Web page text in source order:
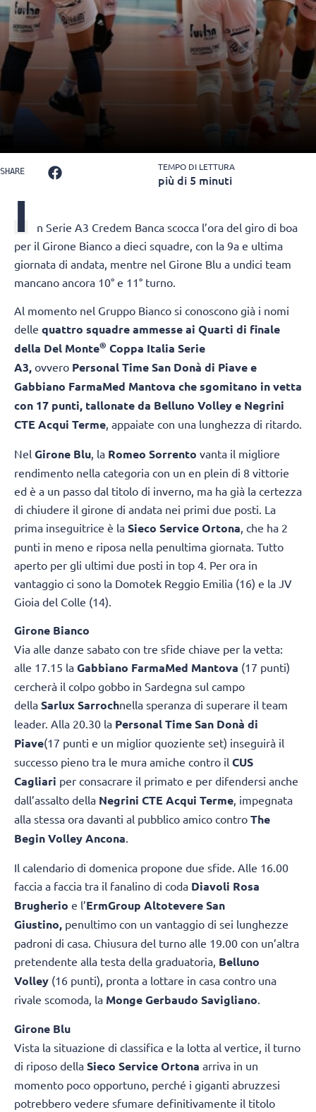
SHARE TEMPO DI LETTURA
più di 5 minuti
I
n Serie A3 Credem Banca scocca l’ora del giro di boa
per il Girone Bianco a dieci squadre, con la 9a e ultima
giornata di andata, mentre nel Girone Blu a undici team
mancano ancora 10° e 11° turno.
Al momento nel Gruppo Bianco si conoscono già i nomi
delle quattro squadre ammesse ai Quarti di finale
della Del Monte® Coppa Italia Serie
A3, ovvero Personal Time San Donà di Piave e
Gabbiano FarmaMed Mantova che sgomitano in vetta
con 17 punti, tallonate da Belluno Volley e Negrini
CTE Acqui Terme, appaiate con una lunghezza di ritardo.
Nel Girone Blu , la Romeo Sorrento vanta il migliore
rendimento nella categoria con un en plein di 8 vittorie
ed è a un passo dal titolo di inverno, ma ha già la certezza
di chiudere il girone di andata nei primi due posti. La
prima inseguitrice è la Sieco Service Ortona , che ha 2
punti in meno e riposa nella penultima giornata. Tutto
aperto per gli ultimi due posti in top 4. Per ora in
vantaggio ci sono la Domotek Reggio Emilia (16) e la JV
Gioia del Colle (14).
Girone Bianco
Via alle danze sabato con tre sfide chiave per la vetta:
alle 17.15 la Gabbiano FarmaMed Mantova (17 punti)
cercherà il colpo gobbo in Sardegna sul campo
della Sarlux Sarrochnella speranza di superare il team
leader. Alla 20.30 la Personal Time San Donà di
Piave(17 punti e un miglior quoziente set) inseguirà il
successo pieno tra le mura amiche contro il CUS
Cagliari per consacrare il primato e per difendersi anche
dall’assalto della Negrini CTE Acqui Terme, impegnata
alla stessa ora davanti al pubblico amico contro The
Begin Volley Ancona.
Il calendario di domenica propone due sfide. Alle 16.00
faccia a faccia tra il fanalino di coda Diavoli Rosa
Brugherio e l’ErmGroup Altotevere San
Giustino, penultimo con un vantaggio di sei lunghezze
padroni di casa. Chiusura del turno alle 19.00 con un’altra
pretendente alla testa della graduatoria, Belluno
Volley (16 punti), pronta a lottare in casa contro una
rivale scomoda, la Monge Gerbaudo Savigliano
Girone Blu
Vista la situazione di classifica e la lotta al vertice, il turno
di riposo della Sieco Service Ortona arriva in un
momento poco opportuno, perché i giganti abruzzesi
potrebbero vedere sfumare definitivamente il titolo